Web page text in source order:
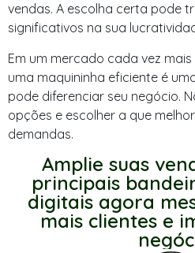
vendas. A escolha certa pode
significativos na sua
Em um mercado cada vez
uma maquininha eficiente é
pode diferenciar seu negócio.
opções e escolher a que
demandas.
Amplie suas
principais
digitais agora
mais clientes e